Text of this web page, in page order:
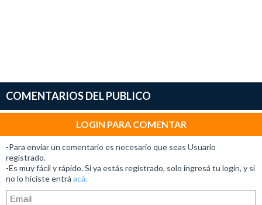
COMENTARIOS DEL PUBLICO
LOGIN PARA COMENTAR
-Para enviar un comentario es necesario que seas Usuario
registrado.
-Es muy fácil y rápido. Si ya estás registrado, solo ingresá tu login, y si
no lo hiciste entrá acá.